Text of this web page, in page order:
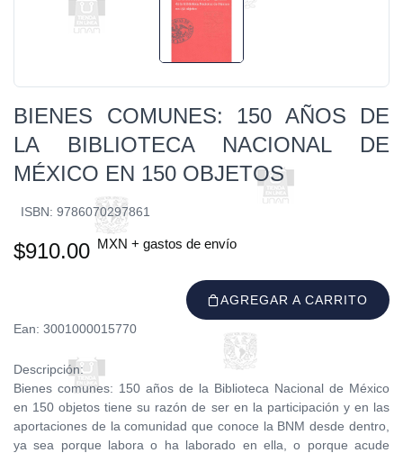
BIENES COMUNES: 150 AÑOS DE
LA BIBLIOTECA NACIONAL DE
MÉXICO EN 150 OBJETOS
ISBN: 9786070297861
$910.00 MXN + gastos de envío
AGREGAR A CARRITO
Ean: 3001000015770
Descripción:
Bienes comunes: 150 años de la Biblioteca Nacional de México
en 150 objetos tiene su razón de ser en la participación y en las
aportaciones de la comunidad que conoce la BNM desde dentro,
ya sea porque labora o ha laborado en ella, o porque acude